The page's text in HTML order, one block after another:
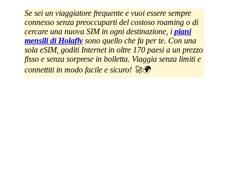
Se sei un viaggiatore frequente e vuoi essere sempre
connesso senza preoccuparti del costoso roaming o di
cercare una nuova SIM in ogni destinazione, i piani
mensili di Holafly sono quello che fa per te. Con una
sola eSIM, goditi Internet in oltre 170 paesi a un prezzo
fisso e senza sorprese in bolletta. Viaggia senza limiti e
connettiti in modo facile e sicuro! 🚀🌍